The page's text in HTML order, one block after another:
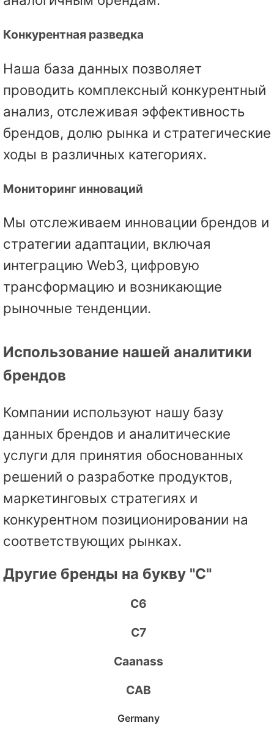
Конкурентная разведка
Наша база данных позволяет
проводить комплексный конкурентный
анализ, отслеживая эффективность
брендов, долю рынка и стратегические
ходы в различных категориях.
Мониторинг инноваций
Мы отслеживаем инновации брендов и
стратегии адаптации, включая
интеграцию Web3, цифровую
трансформацию и возникающие
рыночные тенденции.
Использование нашей аналитики
брендов
Компании используют нашу базу
данных брендов и аналитические
услуги для принятия обоснованных
решений о разработке продуктов,
маркетинговых стратегиях и
конкурентном позиционировании на
соответствующих рынках.
Другие бренды на букву "C"
C6
C7
Caanass
CAB
Germany